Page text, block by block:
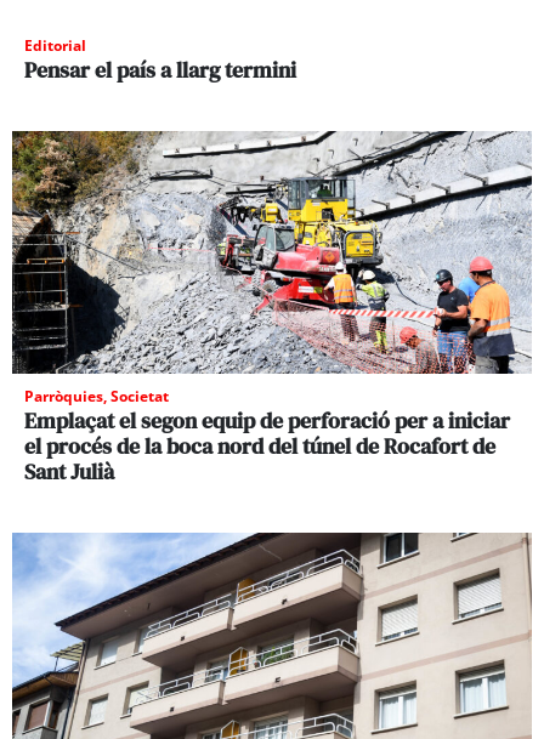
Editorial
Pensar el país a llarg termini
Parròquies,Societat
Emplaçat el segon equip de perforació per a iniciar
el procés de la boca nord del túnel de Rocafort de
Sant Julià